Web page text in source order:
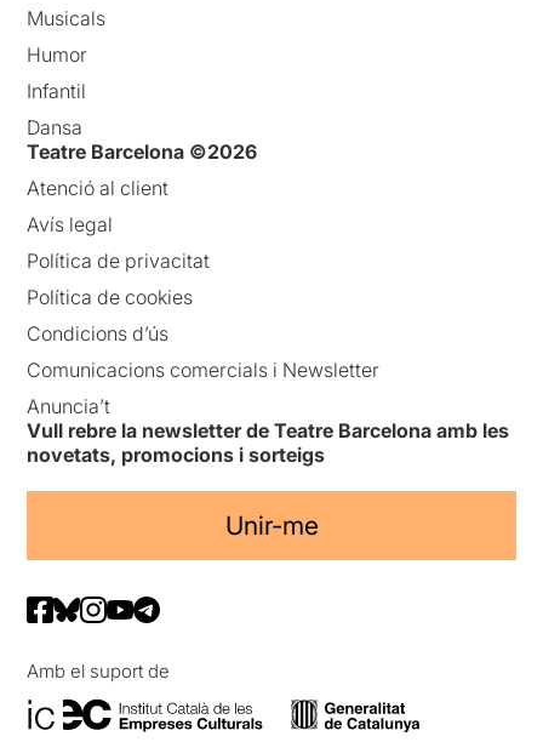
Musicals
Humor
Infantil
Dansa
Teatre Barcelona ©2026
Atenció al client
Avís legal
Política de privacitat
Política de cookies
Condicions d’ús
Comunicacions comercials i Newsletter
Anuncia’t
Vull rebre la newsletter de Teatre Barcelona amb les
novetats, promocions i sorteigs
Unir-me
Amb el suport de